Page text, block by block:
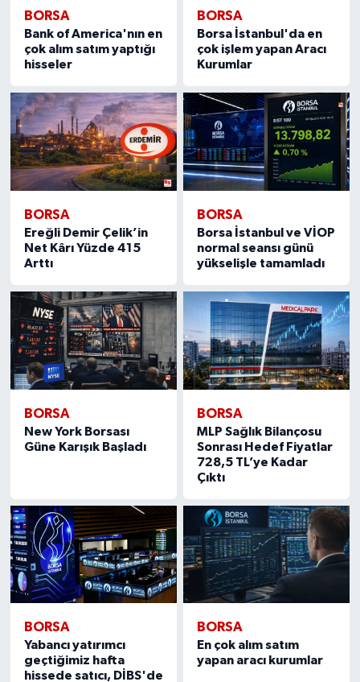
BORSA
Bank of America'nın en
çok alım satım yaptığı
hisseler
BORSA
Borsa İstanbul'da en
çok işlem yapan Aracı
Kurumlar
BORSA
Ereğli Demir Çelik’in
Net Kârı Yüzde 415
Arttı
BORSA
Borsa İstanbul ve VİOP
normal seansı günü
yükselişle tamamladı
BORSA
New York Borsası
Güne Karışık Başladı
BORSA
MLP Sağlık Bilançosu
Sonrası Hedef Fiyatlar
728,5 TL’ye Kadar
Çıktı
BORSA
Yabancı yatırımcı
geçtiğimiz hafta
hissede satıcı, DİBS'de
BORSA
En çok alım satım
yapan aracı kurumlar